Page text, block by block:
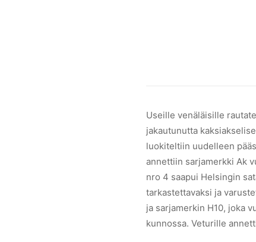
Useille venäläisille
jakautunutta
luokiteltiin uudelleen
annettiin sarjamerkki Ak
nro 4 saapui Helsingin
tarkastettavaksi ja
ja sarjamerkin H10, joka
kunnossa. Veturille